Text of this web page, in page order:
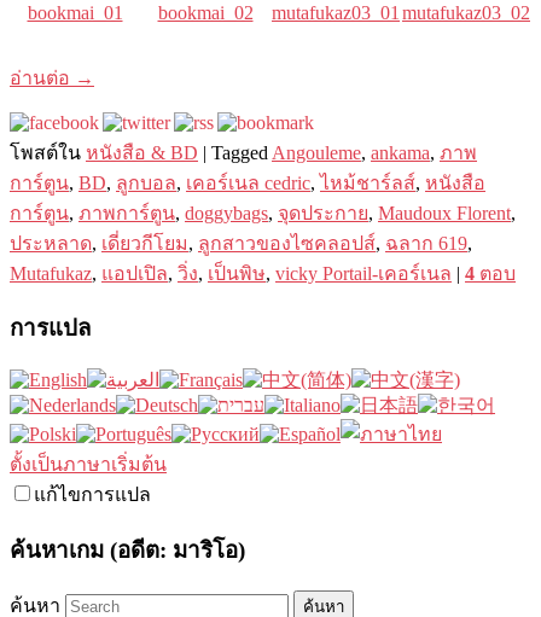
bookmai_01 bookmai_02 mutafukaz03_01 mutafukaz03_02
อ่านต่อ →
โพสต์ใน หนังสือ & BD | Tagged Angouleme, ankama, ภาพ
การ์ตูน, BD, ลูกบอล, เคอร์เนล cedric,ไหม้ชาร์ลส์, หนังสือ
การ์ตูน, ภาพการ์ตูน, doggybags, จุดประกาย, Maudoux Florent,
ประหลาด, เดี่ยวกีโยม, ลูกสาวของไซคลอปส์, ฉลาก 619,
Mutafukaz, แอปเปิล, วิ่ง, เป็นพิษ, vicky Portail-เคอร์เนล | 4 ตอบ
การแปล
ตั้งเป็นภาษาเริ่มต้น
แก้ไขการแปล
ค้นหาเกม (อดีต: มาริโอ)
ค้นหา